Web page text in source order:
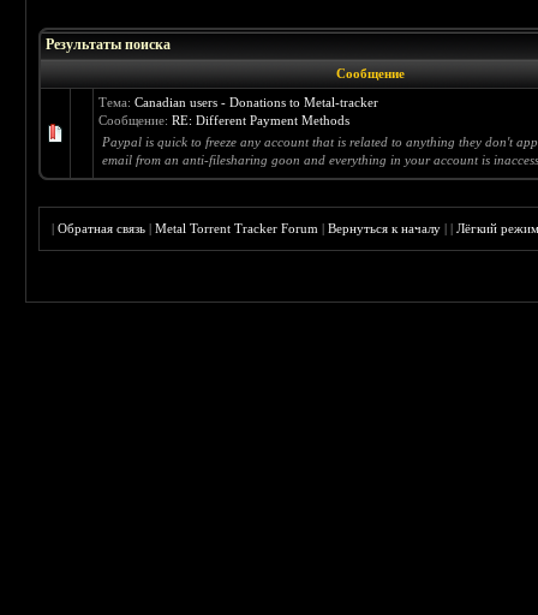
Результаты поиска
Сообщение
Тема:Canadian users - Donations to Metal-tracker
Сообщение:RE: Different Payment Methods
Paypal is quick to freeze any account that is related to anything they don't
email from an anti-filesharing goon and everything in your account is
|Обратная связь |Metal Torrent Tracker Forum |Вернуться к началу ||Лёгкий